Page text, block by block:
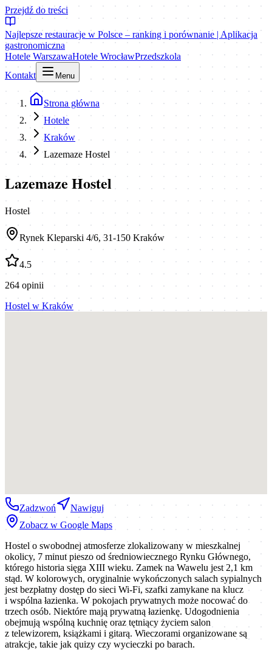
Przejdź do treści
Najlepsze restauracje w Polsce – ranking i porównanie | Aplikacja
gastronomiczna
Hotele WarszawaHotele WrocławPrzedszkola
Kontakt
Menu
Strona główna
Hotele
Kraków
Lazemaze Hostel
Lazemaze Hostel
Hostel
Rynek Kleparski 4/6, 31-150 Kraków
4.5
264 opinii
Hostel w Kraków
Zadzwoń
Nawiguj
Zobacz w Google Maps
Hostel o swobodnej atmosferze zlokalizowany w mieszkalnej
okolicy, 7 minut pieszo od średniowiecznego Rynku Głównego,
którego historia sięga XIII wieku. Zamek na Wawelu jest 2,1 km
stąd. W kolorowych, oryginalnie wykończonych salach sypialnych
jest bezpłatny dostęp do sieci Wi-Fi, szafki zamykane na klucz
i wspólna łazienka. W pokojach prywatnych może nocować do
trzech osób. Niektóre mają prywatną łazienkę. Udogodnienia
obejmują wspólną kuchnię oraz tętniący życiem salon
z telewizorem, książkami i gitarą. Wieczorami organizowane są
atrakcje, takie jak quizy czy wycieczki po barach.